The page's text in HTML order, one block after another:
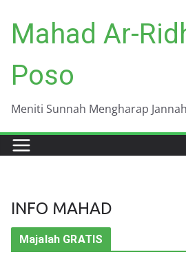
content
Mahad Ar-
Poso
Meniti Sunnah Mengharap Jannah
INFO MAHAD
Majalah GRATIS